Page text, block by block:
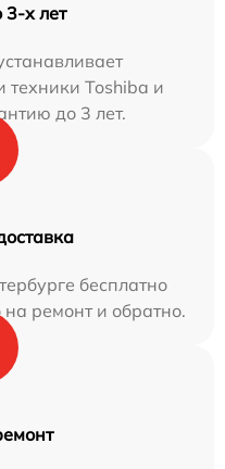
3-х лет
техники Toshiba и
до 3 лет.
бесплатно
на ремонт и обратно.